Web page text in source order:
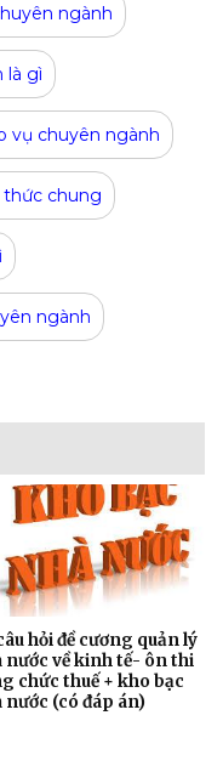
ngành
là gì
vụ chuyên ngành
thức chung
ngành
hỏi đề cương quản lý
nước về kinh tế- ôn thi
chức thuế + kho bạc
nước (có đáp án)